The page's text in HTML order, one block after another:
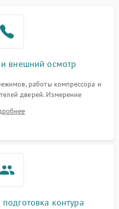
2000 ₽ Подробнее →
1000 ₽
1800 ₽
внешний осмотр
работы компрессора и
дверей. Измерение
проверка термостата и
с электронного дисплея.
контура